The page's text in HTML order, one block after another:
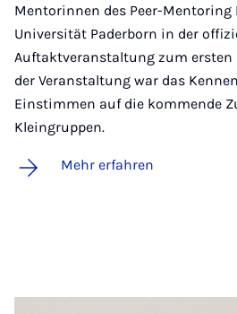
Mentorinnen des Peer-Mentoring
Universität Paderborn in der
Auftaktveranstaltung zum ersten
der Veranstaltung war das
Einstimmen auf die kommende
Kleingruppen.
Mehr erfahren